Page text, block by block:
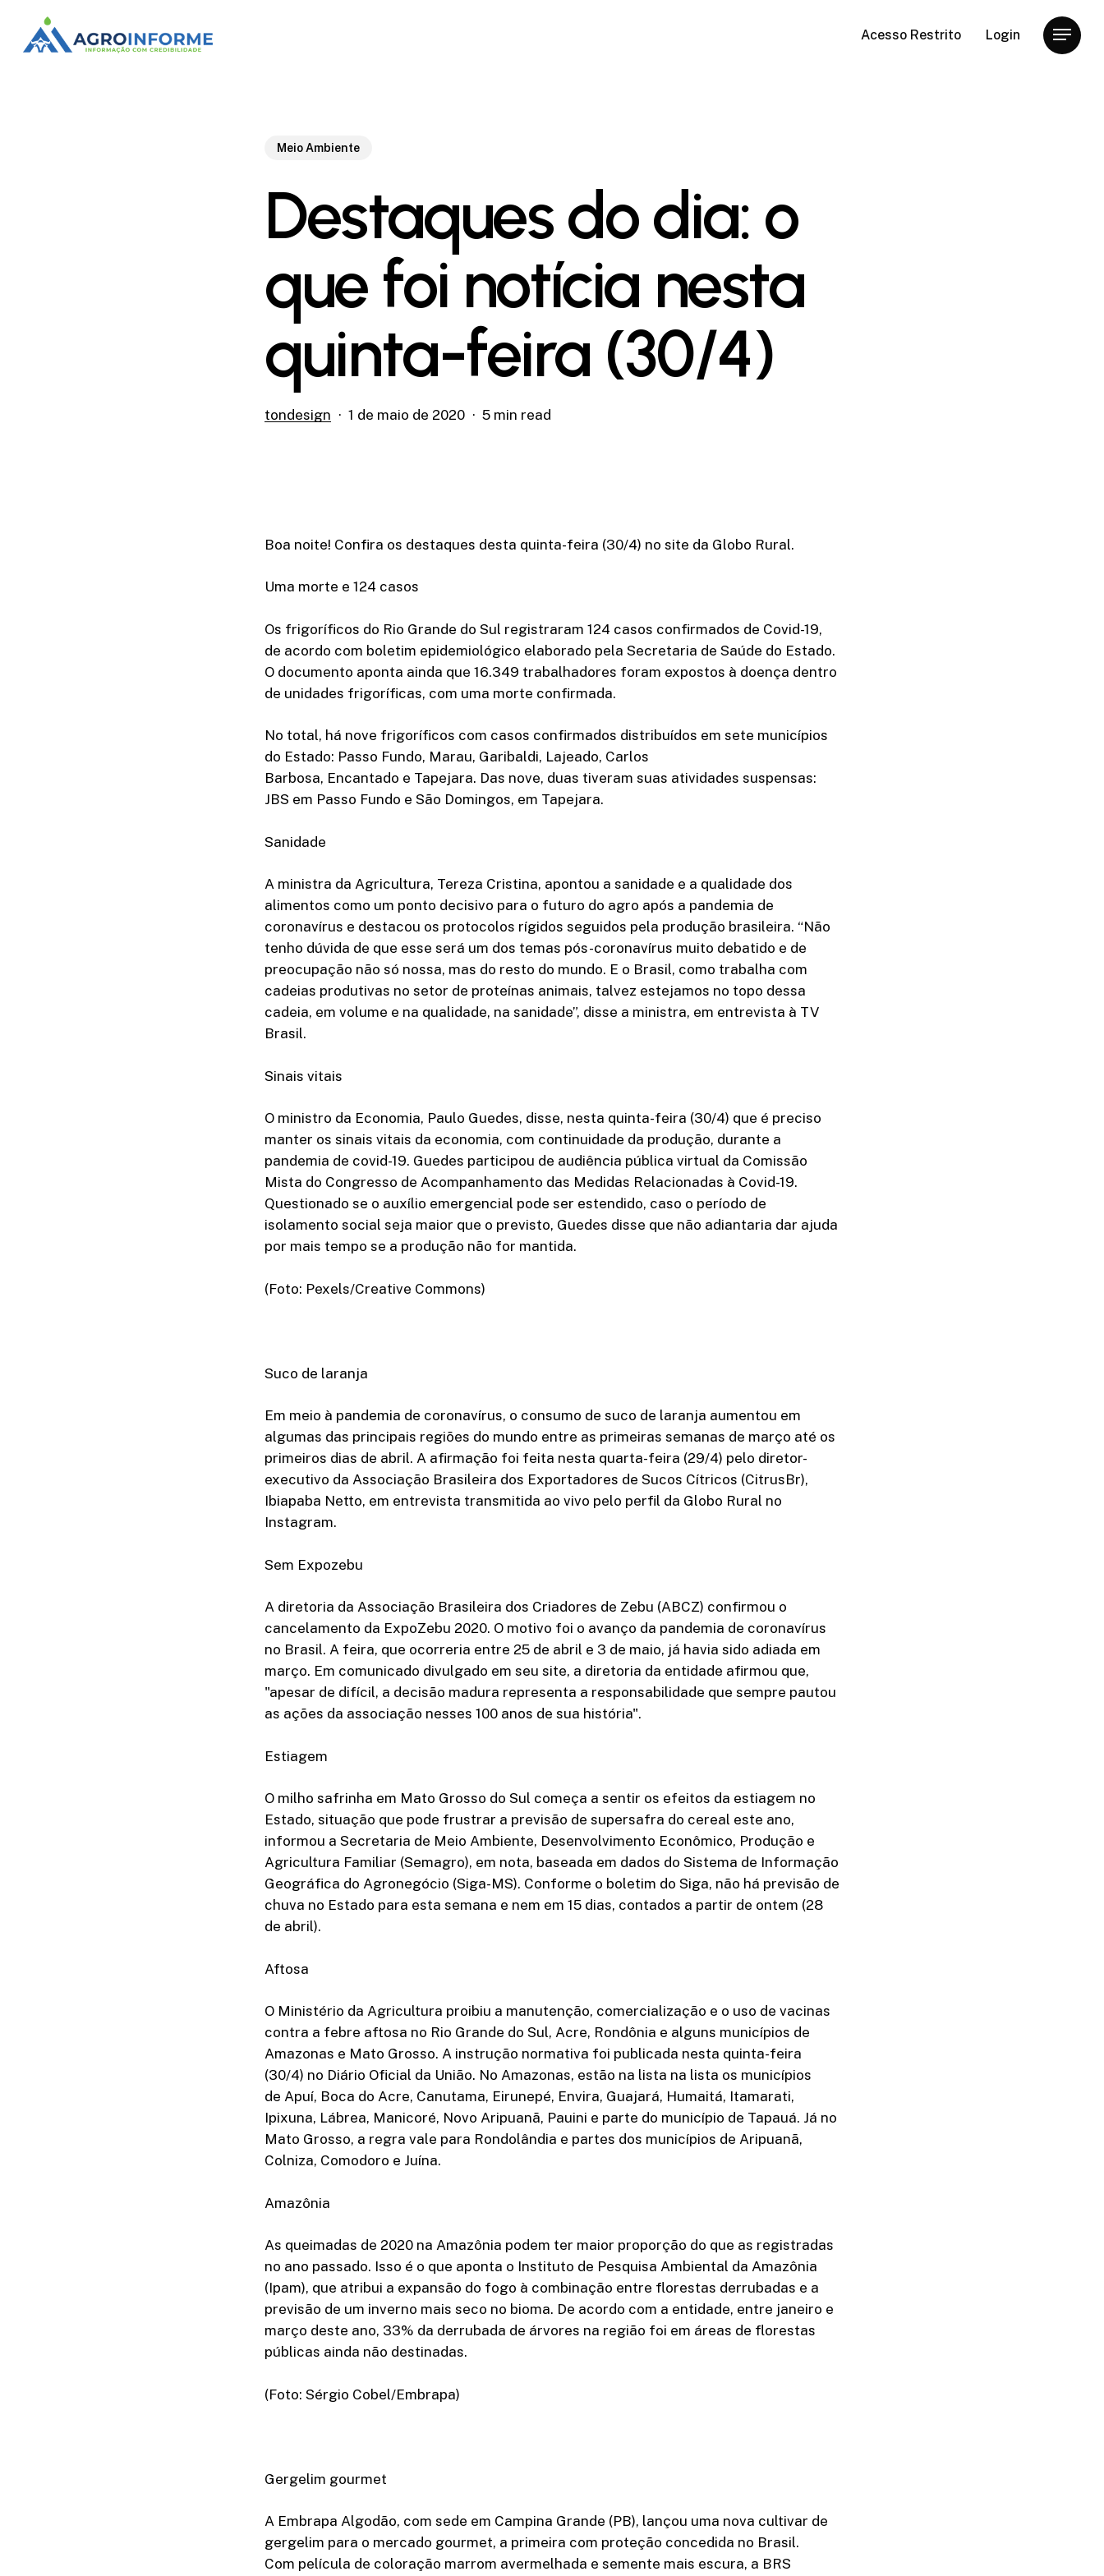
main
Acesso Restrito Login Menu
Meio Ambiente
Destaques do dia: o
que foi notícia nesta
quinta-feira (30/4)
tondesign 1 de maio de 2020 5 min read
Boa noite! Confira os destaques desta quinta-feira (30/4) no site da Globo Rural.
Uma morte e 124 casos
Os frigoríficos do Rio Grande do Sul registraram 124 casos confirmados de Covid-19,
de acordo com boletim epidemiológico elaborado pela Secretaria de Saúde do Estado.
O documento aponta ainda que 16.349 trabalhadores foram expostos à doença dentro
de unidades frigoríficas, com uma morte confirmada.
No total, há nove frigoríficos com casos confirmados distribuídos em sete municípios
do Estado: Passo Fundo, Marau, Garibaldi, Lajeado, Carlos
Barbosa, Encantado e Tapejara. Das nove, duas tiveram suas atividades suspensas:
JBS em Passo Fundo e São Domingos, em Tapejara.
Sanidade
A ministra da Agricultura, Tereza Cristina, apontou a sanidade e a qualidade dos
alimentos como um ponto decisivo para o futuro do agro após a pandemia de
coronavírus e destacou os protocolos rígidos seguidos pela produção brasileira. “Não
tenho dúvida de que esse será um dos temas pós-coronavírus muito debatido e de
preocupação não só nossa, mas do resto do mundo. E o Brasil, como trabalha com
cadeias produtivas no setor de proteínas animais, talvez estejamos no topo dessa
cadeia, em volume e na qualidade, na sanidade”, disse a ministra, em entrevista à TV
Brasil.
Sinais vitais
O ministro da Economia, Paulo Guedes, disse, nesta quinta-feira (30/4) que é preciso
manter os sinais vitais da economia, com continuidade da produção, durante a
pandemia de covid-19. Guedes participou de audiência pública virtual da Comissão
Mista do Congresso de Acompanhamento das Medidas Relacionadas à Covid-19.
Questionado se o auxílio emergencial pode ser estendido, caso o período de
isolamento social seja maior que o previsto, Guedes disse que não adiantaria dar ajuda
por mais tempo se a produção não for mantida.
(Foto: Pexels/Creative Commons)
Suco de laranja
Em meio à pandemia de coronavírus, o consumo de suco de laranja aumentou em
algumas das principais regiões do mundo entre as primeiras semanas de março até os
primeiros dias de abril. A afirmação foi feita nesta quarta-feira (29/4) pelo diretor-
executivo da Associação Brasileira dos Exportadores de Sucos Cítricos (CitrusBr),
Ibiapaba Netto, em entrevista transmitida ao vivo pelo perfil da Globo Rural no
Instagram.
Sem Expozebu
A diretoria da Associação Brasileira dos Criadores de Zebu (ABCZ) confirmou o
cancelamento da ExpoZebu 2020. O motivo foi o avanço da pandemia de coronavírus
no Brasil. A feira, que ocorreria entre 25 de abril e 3 de maio, já havia sido adiada em
março. Em comunicado divulgado em seu site, a diretoria da entidade afirmou que,
"apesar de difícil, a decisão madura representa a responsabilidade que sempre pautou
as ações da associação nesses 100 anos de sua história".
Estiagem
O milho safrinha em Mato Grosso do Sul começa a sentir os efeitos da estiagem no
Estado, situação que pode frustrar a previsão de supersafra do cereal este ano,
informou a Secretaria de Meio Ambiente, Desenvolvimento Econômico, Produção e
Agricultura Familiar (Semagro), em nota, baseada em dados do Sistema de Informação
Geográfica do Agronegócio (Siga-MS). Conforme o boletim do Siga, não há previsão de
chuva no Estado para esta semana e nem em 15 dias, contados a partir de ontem (28
de abril).
Aftosa
O Ministério da Agricultura proibiu a manutenção, comercialização e o uso de vacinas
contra a febre aftosa no Rio Grande do Sul, Acre, Rondônia e alguns municípios de
Amazonas e Mato Grosso. A instrução normativa foi publicada nesta quinta-feira
(30/4) no Diário Oficial da União. No Amazonas, estão na lista na lista os municípios
de Apuí, Boca do Acre, Canutama, Eirunepé, Envira, Guajará, Humaitá, Itamarati,
Ipixuna, Lábrea, Manicoré, Novo Aripuanã, Pauini e parte do município de Tapauá. Já no
Mato Grosso, a regra vale para Rondolândia e partes dos municípios de Aripuanã,
Colniza, Comodoro e Juína.
Amazônia
As queimadas de 2020 na Amazônia podem ter maior proporção do que as registradas
no ano passado. Isso é o que aponta o Instituto de Pesquisa Ambiental da Amazônia
(Ipam), que atribui a expansão do fogo à combinação entre florestas derrubadas e a
previsão de um inverno mais seco no bioma. De acordo com a entidade, entre janeiro e
março deste ano, 33% da derrubada de árvores na região foi em áreas de florestas
públicas ainda não destinadas.
(Foto: Sérgio Cobel/Embrapa)
Gergelim gourmet
A Embrapa Algodão, com sede em Campina Grande (PB), lançou uma nova cultivar de
gergelim para o mercado gourmet, a primeira com proteção concedida no Brasil.
Com película de coloração marrom avermelhada e semente mais escura, a BRS